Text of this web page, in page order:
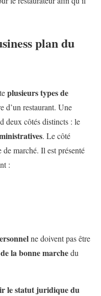
plan du
plusieurs types de
d’un restaurant. Une
deux côtés distincts : le
. Le côté
marché. Il est présenté
:
ne doivent pas être
la bonne marchedu
le statut juridique du